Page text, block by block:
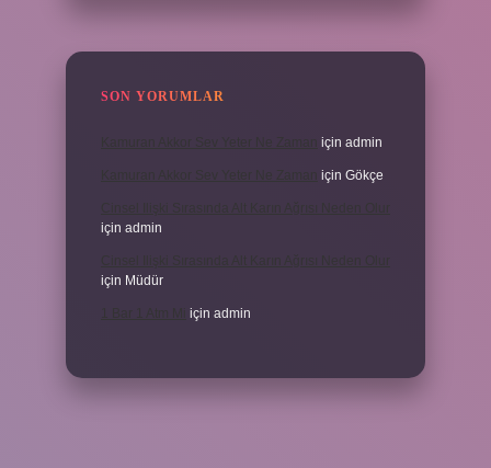
SON YORUMLAR
için admin
için Gökçe
için admin
için Müdür
için admin